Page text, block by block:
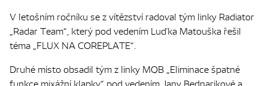
V letošním ročníku se z vítězství radoval tým linky Radiator
„Radar Team“, který pod vedením Luďka Matouška řešil
téma „FLUX NA COREPLATE“.
Druhé místo obsadil tým z linky MQB „Eliminace špatné
funkce mixážní klapky“ pod vedením Jany Bednarikové a